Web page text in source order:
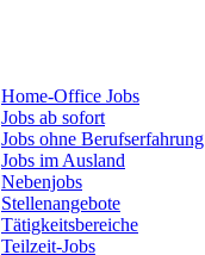
Home-Office Jobs
Jobs ab sofort
Jobs ohne Berufserfahrung
Jobs im Ausland
Nebenjobs
Stellenangebote
Tätigkeitsbereiche
Teilzeit-Jobs